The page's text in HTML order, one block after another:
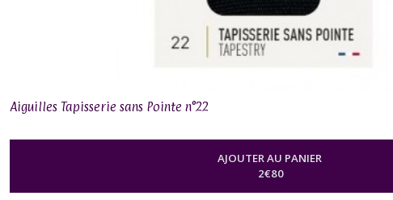
Aiguilles Tapisserie sans Pointe n°22
AJOUTER AU PANIER
2€80